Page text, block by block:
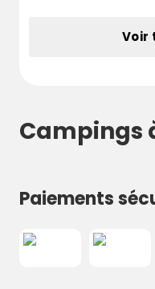
Voir
Campings
Paiements